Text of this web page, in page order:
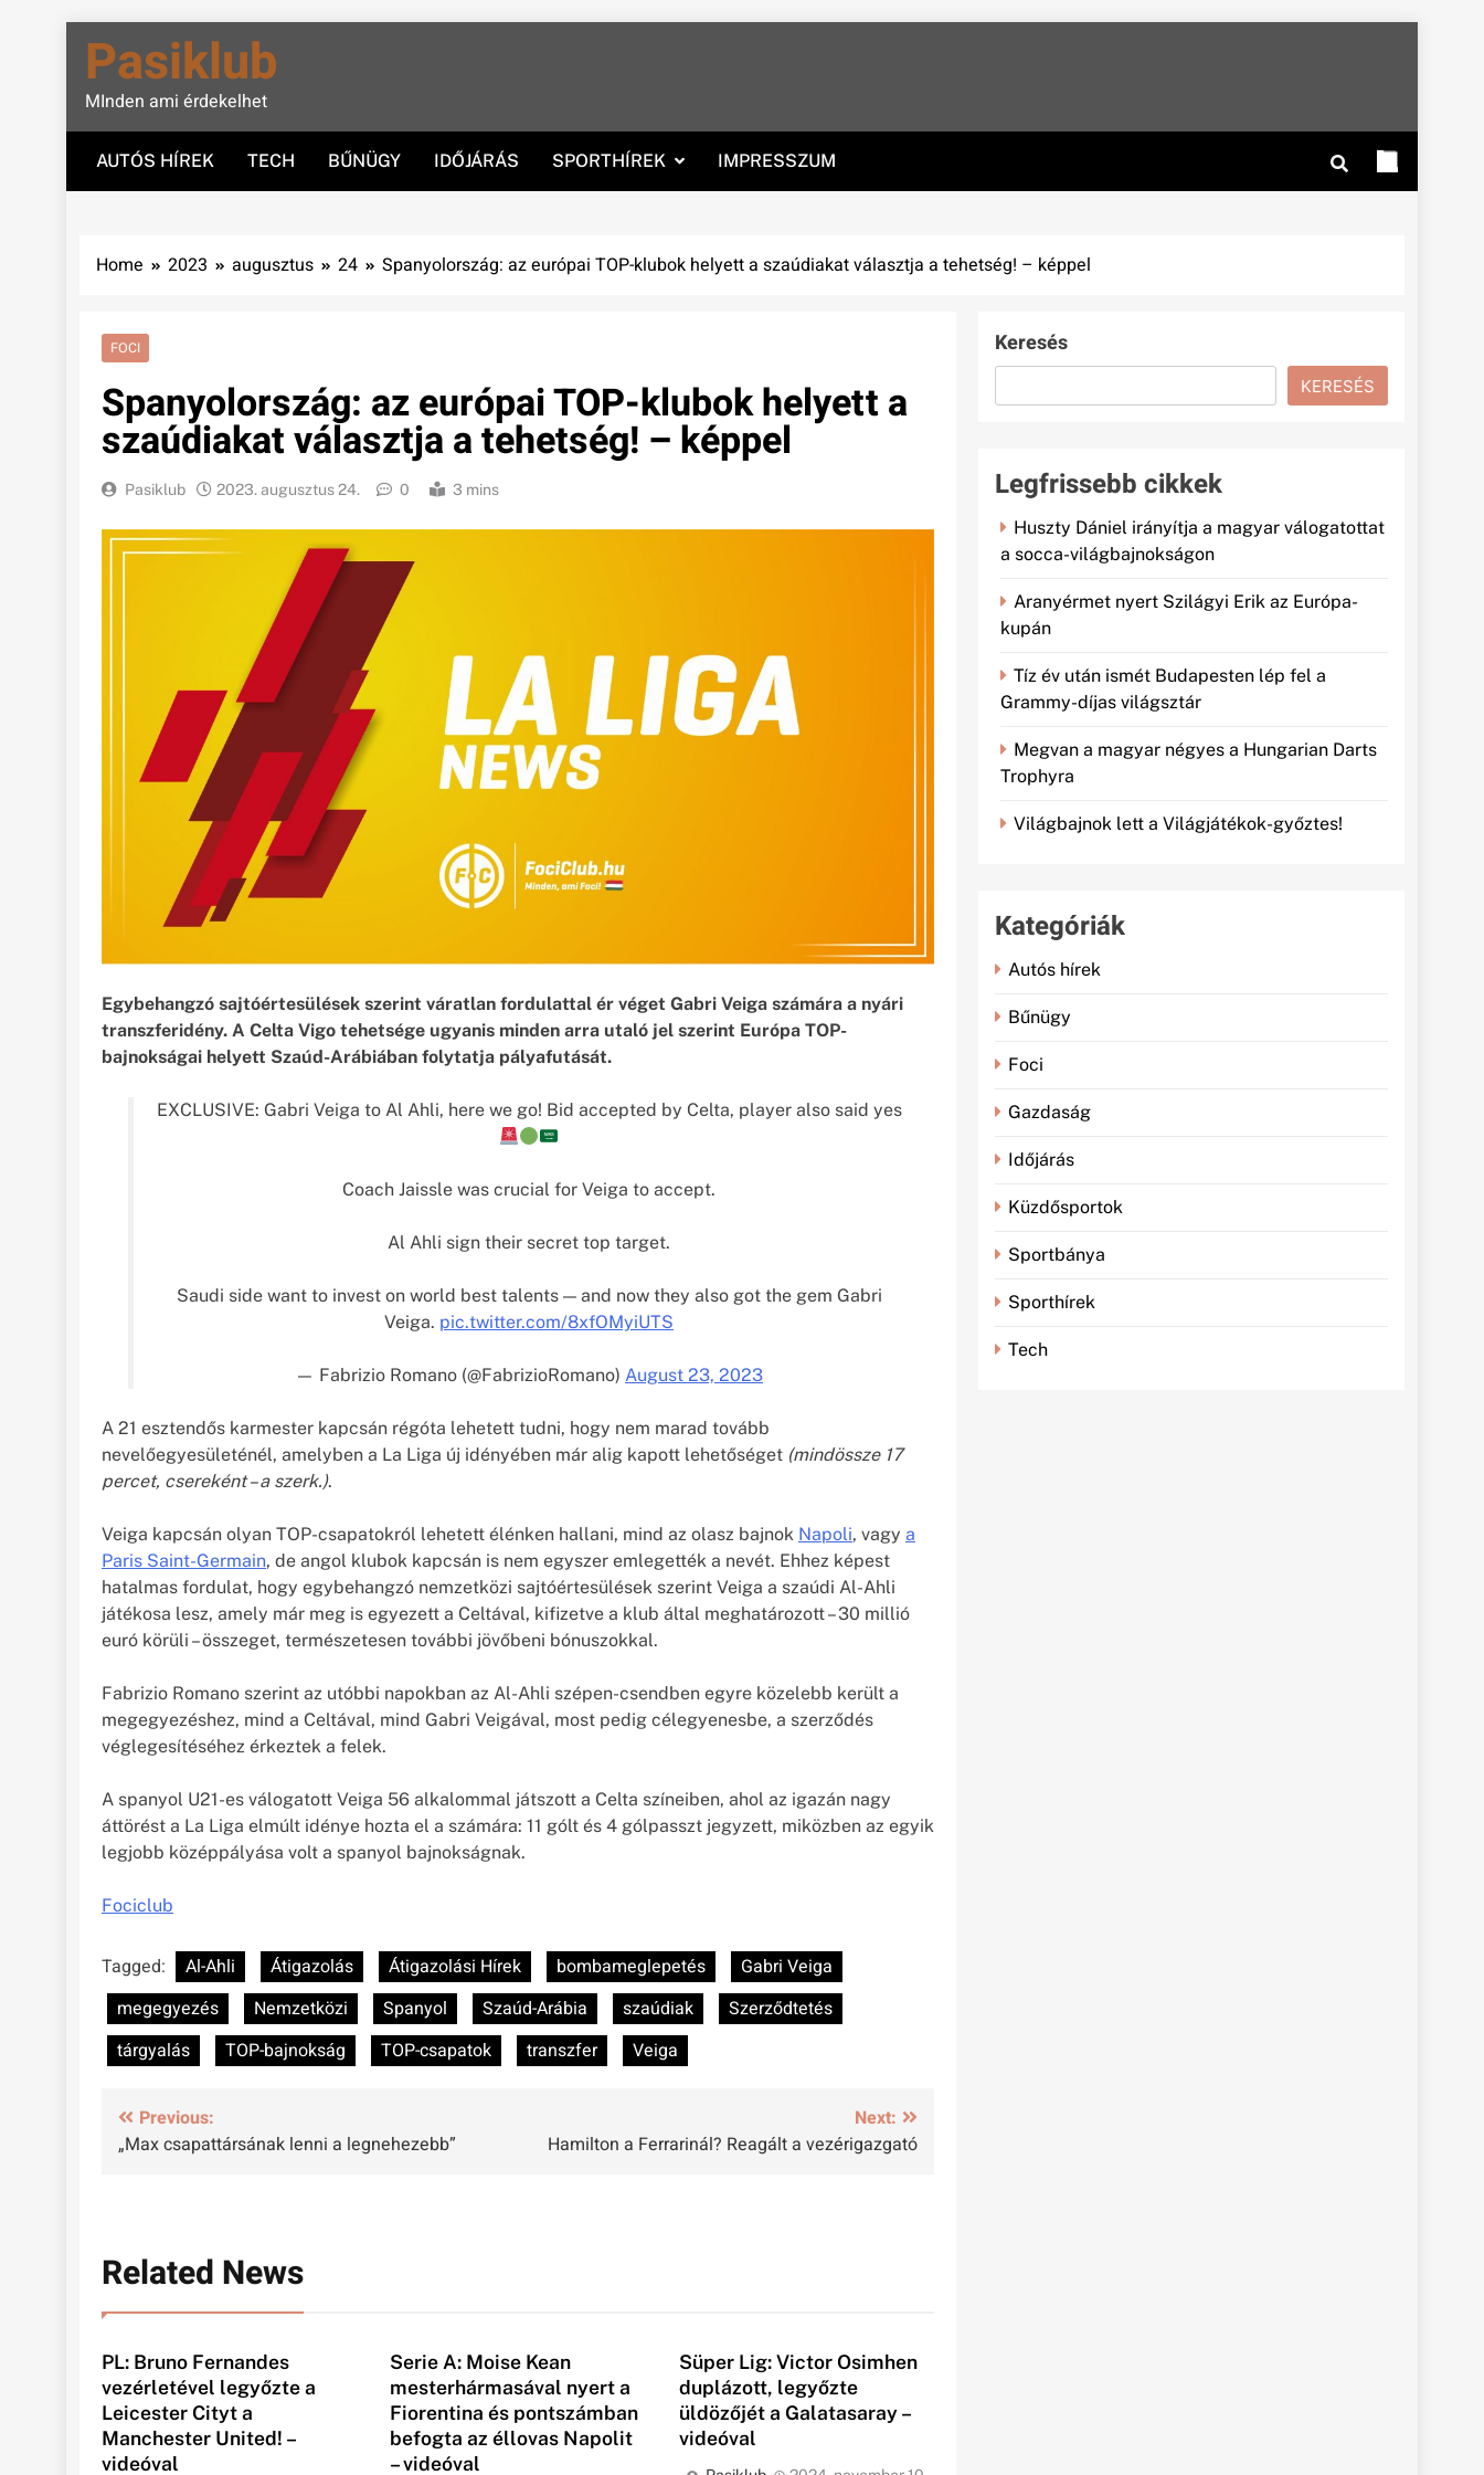
content
Pasiklub
MInden ami érdekelhet
AUTÓS HÍREK TECH BŰNÜGY IDŐJÁRÁS SPORTHÍREK IMPRESSZUM
Home 2023 augusztus 24 Spanyolország: az európai TOP-klubok helyett a szaúdiakat választja a tehetség! – képpel
FOCI
Spanyolország: az európai TOP-klubok helyett a
szaúdiakat választja a tehetség! – képpel
Pasiklub 2023. augusztus 24. 0 3 mins
Egybehangzó sajtóértesülések szerint váratlan fordulattal ér véget Gabri Veiga számára a nyári
transzferidény. A Celta Vigo tehetsége ugyanis minden arra utaló jel szerint Európa TOP-
bajnokságai helyett Szaúd-Arábiában folytatja pályafutását.
EXCLUSIVE: Gabri Veiga to Al Ahli, here we go! Bid accepted by Celta, player also said yes
Coach Jaissle was crucial for Veiga to accept.
Al Ahli sign their secret top target.
Saudi side want to invest on world best talents — and now they also got the gem Gabri
Veiga. pic.twitter.com/8xfOMyiUTS
— Fabrizio Romano (@FabrizioRomano) August 23, 2023
A 21 esztendős karmester kapcsán régóta lehetett tudni, hogy nem marad tovább
nevelőegyesületénél, amelyben a La Liga új idényében már alig kapott lehetőséget (mindössze 17
percet, csereként – a szerk.).
Veiga kapcsán olyan TOP-csapatokról lehetett élénken hallani, mind az olasz bajnok Napoli, vagy a
Paris Saint-Germain, de angol klubok kapcsán is nem egyszer emlegették a nevét. Ehhez képest
hatalmas fordulat, hogy egybehangzó nemzetközi sajtóértesülések szerint Veiga a szaúdi Al-Ahli
játékosa lesz, amely már meg is egyezett a Celtával, kifizetve a klub által meghatározott – 30 millió
euró körüli – összeget, természetesen további jövőbeni bónuszokkal.
Fabrizio Romano szerint az utóbbi napokban az Al-Ahli szépen-csendben egyre közelebb került a
megegyezéshez, mind a Celtával, mind Gabri Veigával, most pedig célegyenesbe, a szerződés
véglegesítéséhez érkeztek a felek.
A spanyol U21-es válogatott Veiga 56 alkalommal játszott a Celta színeiben, ahol az igazán nagy
áttörést a La Liga elmúlt idénye hozta el a számára: 11 gólt és 4 gólpasszt jegyzett, miközben az egyik
legjobb középpályása volt a spanyol bajnokságnak.
Fociclub
Tagged: Al-Ahli Átigazolás Átigazolási Hírek bombameglepetés
Gabri Veiga
megegyezés
Nemzetközi Spanyol Szaúd-Arábia szaúdiak
Szerződtetés
tárgyalás
TOP-bajnokság TOP-csapatok transzfer Veiga
Bejegyzés
navigáció
Previous:
„Max csapattársának lenni a legnehezebb”
Next:
Hamilton a Ferrarinál? Reagált a vezérigazgató
Related News
PL: Bruno Fernandes
vezérletével legyőzte a
Leicester Cityt a
Manchester United! –
videóval
Serie A: Moise Kean
mesterhármasával nyert a
Fiorentina és pontszámban
befogta az éllovas Napolit
– videóval
Süper Lig: Victor Osimhen
duplázott, legyőzte
üldözőjét a Galatasaray –
videóval
Keresés
KERESÉS
Legfrissebb cikkek
Huszty Dániel irányítja a magyar válogatottat
a socca-világbajnokságon
Aranyérmet nyert Szilágyi Erik az Európa-
kupán
Tíz év után ismét Budapesten lép fel a
Grammy-díjas világsztár
Megvan a magyar négyes a Hungarian Darts
Trophyra
Világbajnok lett a Világjátékok-győztes!
Kategóriák
Autós hírek
Bűnügy
Foci
Gazdaság
Időjárás
Küzdősportok
Sportbánya
Sporthírek
Tech